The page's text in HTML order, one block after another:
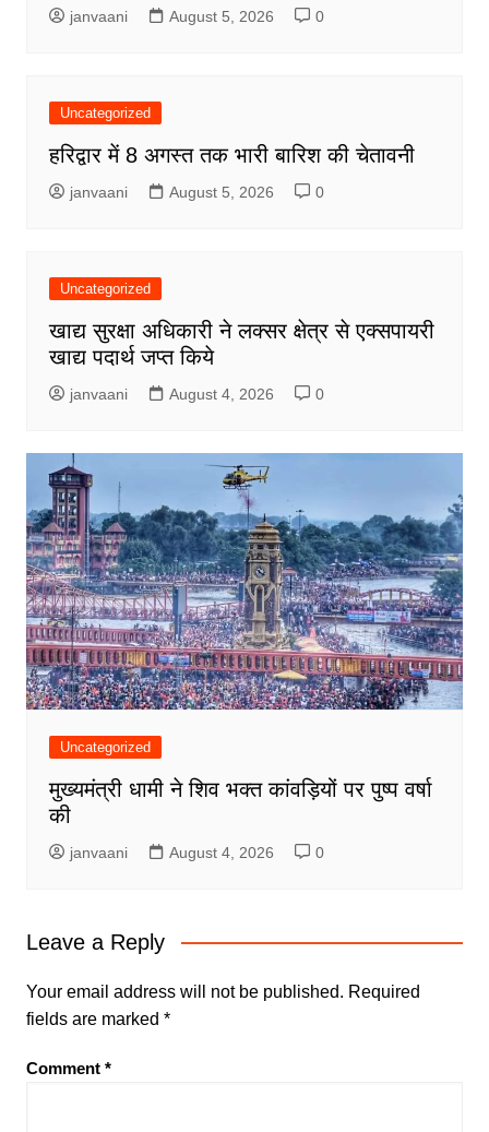
janvaani August 5, 2026 0
Uncategorized
हरिद्वार में 8 अगस्त तक भारी बारिश की चेतावनी
janvaani August 5, 2026 0
Uncategorized
खाद्य सुरक्षा अधिकारी ने लक्सर क्षेत्र से एक्सपायरी
खाद्य पदार्थ जप्त किये
janvaani August 4, 2026 0
Uncategorized
मुख्यमंत्री धामी ने शिव भक्त कांवड़ियों पर पुष्प वर्षा
की
janvaani August 4, 2026 0
Leave a Reply
Your email address will not be published. Required
fields are marked *
Comment *